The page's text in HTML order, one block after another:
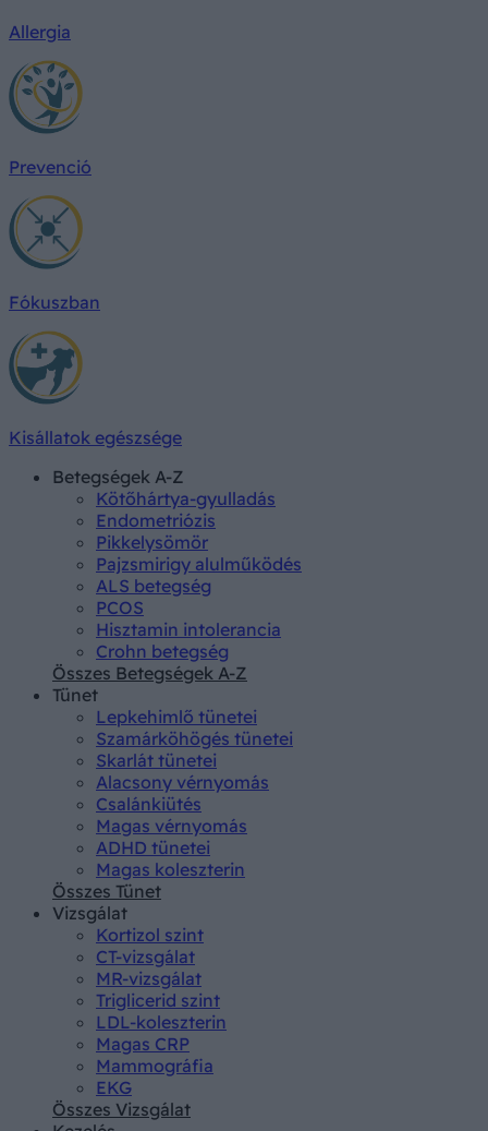
Allergia
Prevenció
Fókuszban
Kisállatok egészsége
Betegségek A-Z
Kötőhártya-gyulladás
Endometriózis
Pikkelysömör
Pajzsmirigy alulműködés
ALS betegség
PCOS
Hisztamin intolerancia
Crohn betegség
Összes Betegségek A-Z
Tünet
Lepkehimlő tünetei
Szamárköhögés tünetei
Skarlát tünetei
Alacsony vérnyomás
Csalánkiütés
Magas vérnyomás
ADHD tünetei
Magas koleszterin
Összes Tünet
Vizsgálat
Kortizol szint
CT-vizsgálat
MR-vizsgálat
Triglicerid szint
LDL-koleszterin
Magas CRP
Mammográfia
EKG
Összes Vizsgálat